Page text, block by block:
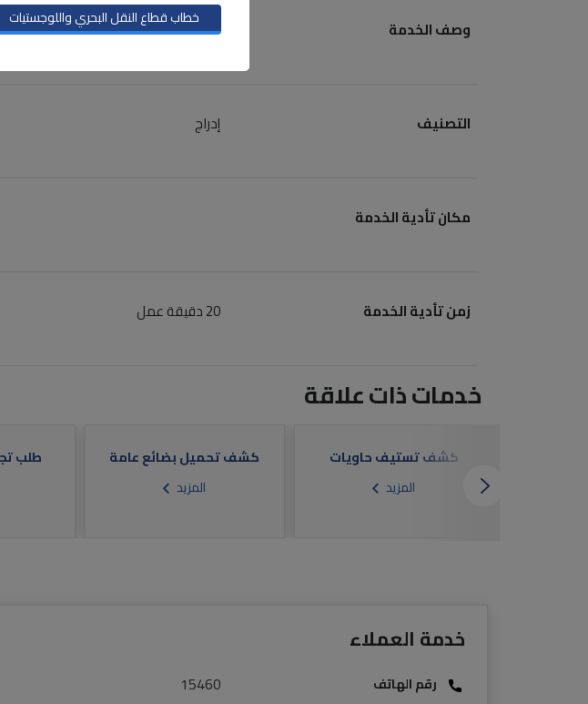
وصف الخدمة تتيح الخدمة إمكانية تقديم اخطار بعجز
التصنيف إدراج
مكان تأدية الخدمة
زمن تأدية الخدمة 20 دقيقة عمل
خدمات ذات علاقة
طلب كشف تحميل بضائع عامة
المزيد
كشف تستيف حاويات
المزيد
خدمة العملاء
رقم الهاتف 15460
خطاب قطاع النقل البحري واللوجستيات